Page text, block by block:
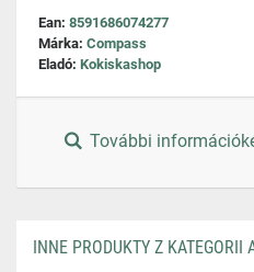
Ean: 8591686074277
Márka: Compass
Eladó: Kokiskashop
További
INNE PRODUKTY Z KATEGORII